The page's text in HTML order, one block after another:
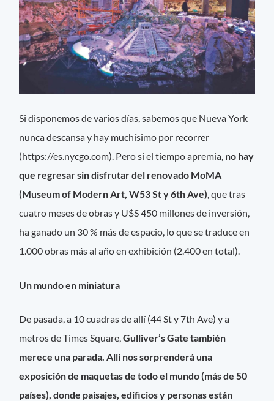
Si disponemos de varios días, sabemos que Nueva York
nunca descansa y hay muchísimo por recorrer
(https://es.nycgo.com). Pero si el tiempo apremia, no hay
que regresar sin disfrutar del renovado MoMA
(Museum of Modern Art, W53 St y 6th Ave), que tras
cuatro meses de obras y U$S 450 millones de inversión,
ha ganado un 30 % más de espacio, lo que se traduce en
1.000 obras más al año en exhibición (2.400 en total).
Un mundo en miniatura
De pasada, a 10 cuadras de allí (44 St y 7th Ave) y a
metros de Times Square,Gulliver’s Gate también
merece una parada. Allí nos sorprenderá una
exposición de maquetas de todo el mundo (más de 50
países), donde paisajes, edificios y personas están